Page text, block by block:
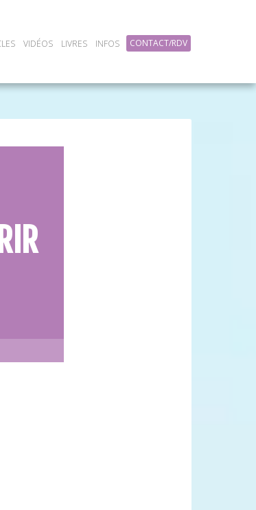
VIDÉOS LIVRES INFOS CONTACT/RDV